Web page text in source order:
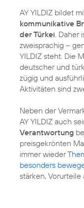
AY YILDIZ bildet
kommunikative
der Türkei .
zweisprachig –
YILDIZ steht. Die
deutscher und
zügig und
Aktivitäten sind
Neben der
AY YILDIZ auch
Verantwortung
preisgekrönten
immer wieder
besonders